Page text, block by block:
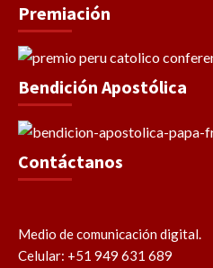
Premiación
Bendición Apostólica
Contáctanos
Medio de comunicación digital.
Celular: +51 949 631 689